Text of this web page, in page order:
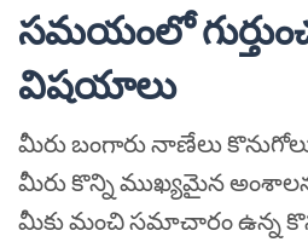
సమయంలో
విషయాలు
మీరు బంగారు నాణేలు
మీరు కొన్ని ముఖ్యమైన
మీకు మంచి సమాచారం ఉన్న